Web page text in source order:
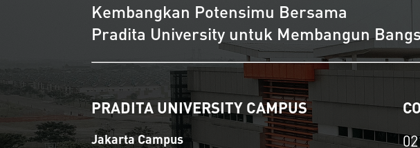
Kembangkan Potensimu Bersama
Pradita University untuk Membangun
PRADITA UNIVERSITY CAMPUS
Jakarta Campus